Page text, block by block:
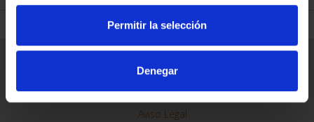
Permitir la selección
Denegar
Contacto
Preguntas Frequentes (FAQs)
Aviso Legal